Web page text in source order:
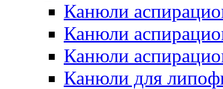
Канюли
Канюли
Канюли
Канюли для